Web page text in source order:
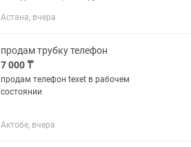
Астана, вчера
продам трубку телефон
7 000 ₸
продам телефон texet в рабочем
состоянии
Актобе, вчера